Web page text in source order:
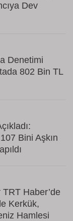
Dev
Denetimi
802 Bin TL
Bini Aşkın
Haber’de
Kerkük,
Hamlesi